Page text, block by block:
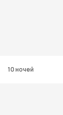
10 ночей